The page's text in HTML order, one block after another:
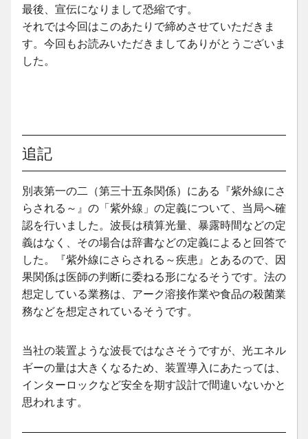
最後、宣伝になりまして恐縮です。
それでは今回はこのあたりで締めさせていただきま
す。今回もお読みいただきましてありがとうございま
した。
追記
別表第一の二（第三十五条関係）にある『紫外線にさ
らされる～』の「紫外線」の定義について、当局へ確
認を行いました。波長は積算光量、暴露時間などの定
義はなく、その場合は辞書などの定義によると回答で
した。『紫外線にさらされる～疾患』とあるので、因
果関係は医師の判断に委ねる形になるそうです。法の
想定している業務は、アーク溶接作業や食品の殺菌業
務などを想定されているそうです。
当社の装置ような波長ではなさそうですが、光エネル
ギーの量は大きくなるため、装置導入にあたっては、
インターロックなど安全を期す設計で間違いないかと
思われます。